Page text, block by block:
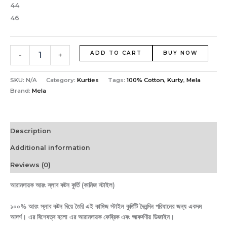
44
46
- + ADD TO CART BUY NOW
SKU: N/A Category: Kurties Tags: 100% Cotton, Kurty, Mela
Brand: Mela
Description
Additional information
Reviews (0)
আরামদায়ক আরং স্লাব কটন কুর্তি (কামিজ স্টাইল)
১০০% আরং স্লাব কটন দিয়ে তৈরি এই কামিজ স্টাইল কুর্তিটি দৈনন্দিন পরিধানের জন্য একদম
আদর্শ। এর বিশেষত্ব হলো এর আরামদায়ক ফেব্রিক এবং আকর্ষণীয় ডিজাইন।